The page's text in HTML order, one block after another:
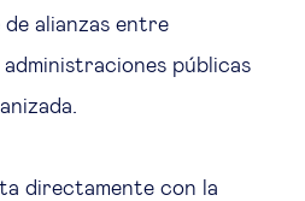
de alianzas entre
administraciones públicas
directamente con la